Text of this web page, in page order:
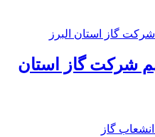
شرکت گاز استان